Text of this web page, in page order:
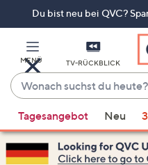
Du bist neu bei QVC?
MENÜ TV-RÜCKBLICK
Wonach
suchst
du
heute?
Vorschläge
verfügbar
sind,
Tagesangebot Neu